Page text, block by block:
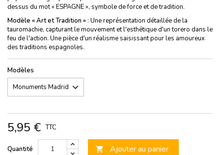
dessus du mot « ESPAGNE », symbole de force et de tradition.
Modèle « Art et Tradition » : Une représentation détaillée de la
tauromachie, capturant le mouvement et l'esthétique d'un torero dans le
feu de l'action. Une pièce d'un réalisme saisissant pour les amoureux
des traditions espagnoles.
Modèles
5,95 € TTC
Quantité  Ajouter au panier